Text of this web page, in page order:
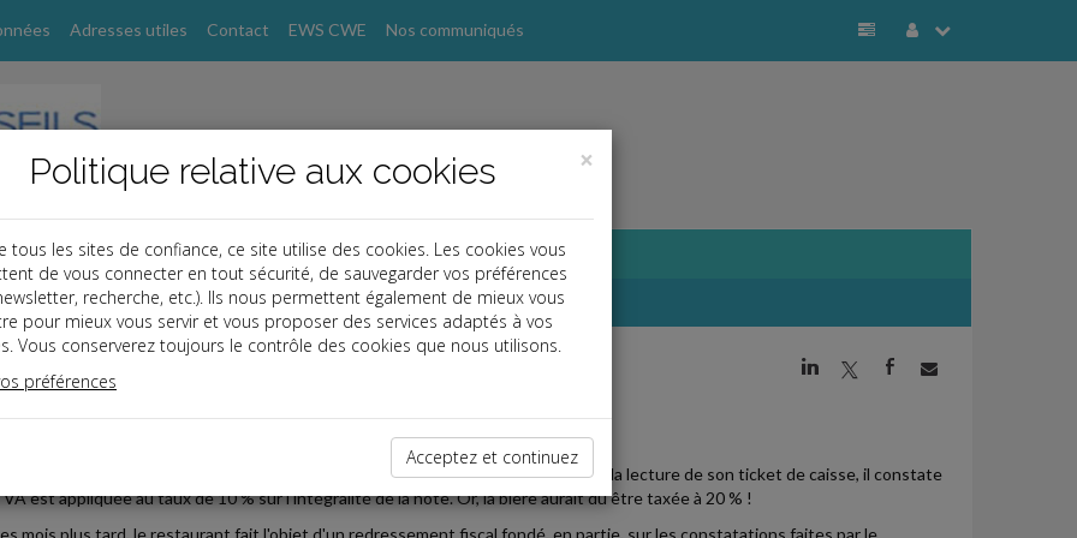
Adresses utiles Contact EWS CWE Nos communiqués
j a b
09-01
FISCAL « INOPINÉ »
fiscal déjeune au restaurant : il commande une formule midi et une bière. À la lecture de son ticket de caisse, il constate
est appliquée au taux de 10 % sur l'intégralité de la note. Or, la bière aurait dû être taxée à 20 % !
mois plus tard, le restaurant fait l'objet d'un redressement fiscal fondé, en partie, sur les constatations faites par le
×
Politique relative aux cookies
tous les sites de confiance, ce site utilise des cookies. Les cookies vous
de vous connecter en tout sécurité, de sauvegarder vos préférences
recherche, etc.). Ils nous permettent également de mieux vous
pour mieux vous servir et vous proposer des services adaptés à vos
Vous conserverez toujours le contrôle des cookies que nous utilisons.
préférences
Acceptez et continuez